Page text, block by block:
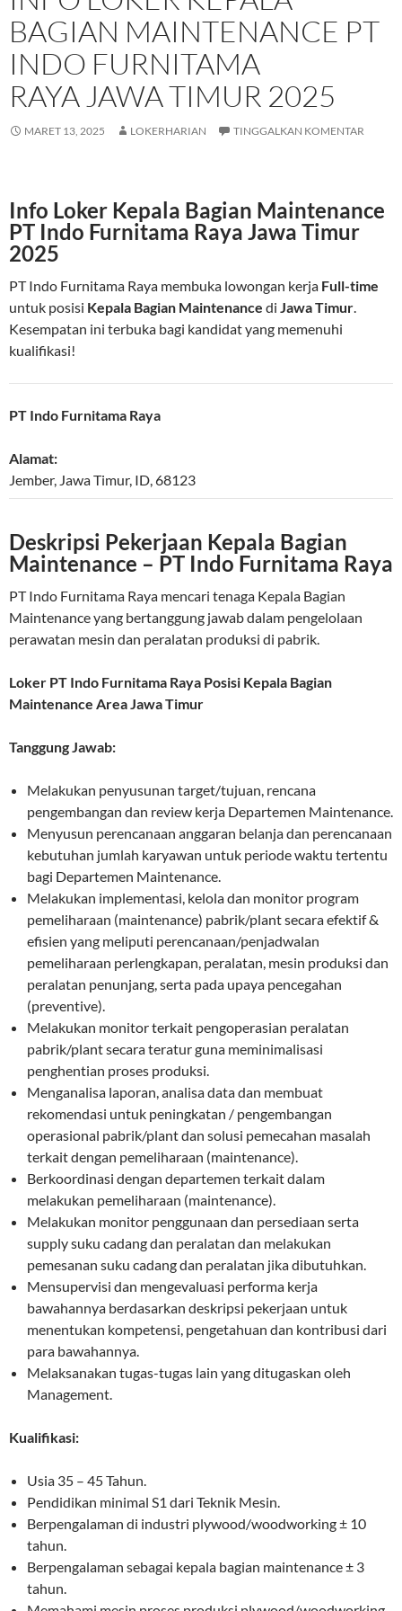
BAGIAN MAINTENANCE PT
INDO FURNITAMA
RAYA JAWA TIMUR 2025
MARET 13, 2025 LOKERHARIAN TINGGALKAN KOMENTAR
Info Loker Kepala Bagian Maintenance
PT Indo Furnitama Raya Jawa Timur
2025
PT Indo Furnitama Raya membuka lowongan kerja Full-time
untuk posisi Kepala Bagian Maintenance di Jawa Timur.
Kesempatan ini terbuka bagi kandidat yang memenuhi
kualifikasi!
PT Indo Furnitama Raya
Alamat:
Jember, Jawa Timur, ID,68123
Deskripsi Pekerjaan Kepala Bagian
Maintenance – PT Indo Furnitama Raya
PT Indo Furnitama Raya mencari tenaga Kepala Bagian
Maintenance yang bertanggung jawab dalam pengelolaan
perawatan mesin dan peralatan produksi di pabrik.
Loker PT Indo Furnitama Raya Posisi Kepala Bagian
Maintenance Area Jawa Timur
Tanggung Jawab:
Melakukan penyusunan target/tujuan, rencana
pengembangan dan review kerja Departemen Maintenance.
Menyusun perencanaan anggaran belanja dan perencanaan
kebutuhan jumlah karyawan untuk periode waktu tertentu
bagi Departemen Maintenance.
Melakukan implementasi, kelola dan monitor program
pemeliharaan (maintenance) pabrik/plant secara efektif &
efisien yang meliputi perencanaan/penjadwalan
pemeliharaan perlengkapan, peralatan, mesin produksi dan
peralatan penunjang, serta pada upaya pencegahan
(preventive).
Melakukan monitor terkait pengoperasian peralatan
pabrik/plant secara teratur guna meminimalisasi
penghentian proses produksi.
Menganalisa laporan, analisa data dan membuat
rekomendasi untuk peningkatan / pengembangan
operasional pabrik/plant dan solusi pemecahan masalah
terkait dengan pemeliharaan (maintenance).
Berkoordinasi dengan departemen terkait dalam
melakukan pemeliharaan (maintenance).
Melakukan monitor penggunaan dan persediaan serta
supply suku cadang dan peralatan dan melakukan
pemesanan suku cadang dan peralatan jika dibutuhkan.
Mensupervisi dan mengevaluasi performa kerja
bawahannya berdasarkan deskripsi pekerjaan untuk
menentukan kompetensi, pengetahuan dan kontribusi dari
para bawahannya.
Melaksanakan tugas-tugas lain yang ditugaskan oleh
Management.
Kualifikasi:
Usia 35 – 45 Tahun.
Pendidikan minimal S1 dari Teknik Mesin.
Berpengalaman di industri plywood/woodworking ± 10
tahun.
Berpengalaman sebagai kepala bagian maintenance ± 3
tahun.